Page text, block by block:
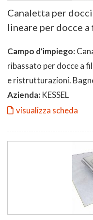
Canaletta per
lineare per docce
Campo d'impiego:
ribassato per docce a
e ristrutturazioni.
Azienda: KESSEL
visualizza scheda